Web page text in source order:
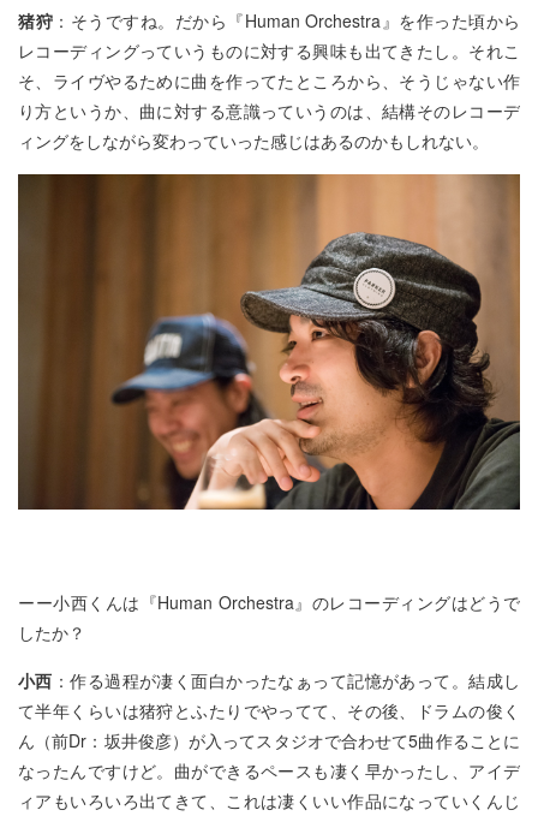
猪狩 ：そうですね。だから『Human Orchestra』を作った頃から
レコーディングっていうものに対する興味も出てきたし。それこ
そ、ライヴやるために曲を作ってたところから、そうじゃない作
り方というか、曲に対する意識っていうのは、結構そのレコーデ
ィングをしながら変わっていった感じはあるのかもしれない。
ーー小西くんは『Human Orchestra』のレコーディングはどうで
したか？
小西 ：作る過程が凄く面白かったなぁって記憶があって。結成し
て半年くらいは猪狩とふたりでやってて、その後、ドラムの俊く
ん（前Dr：坂井俊彦）が入ってスタジオで合わせて5曲作ることに
なったんですけど。曲ができるペースも凄く早かったし、アイデ
ィアもいろいろ出てきて、これは凄くいい作品になっていくんじ